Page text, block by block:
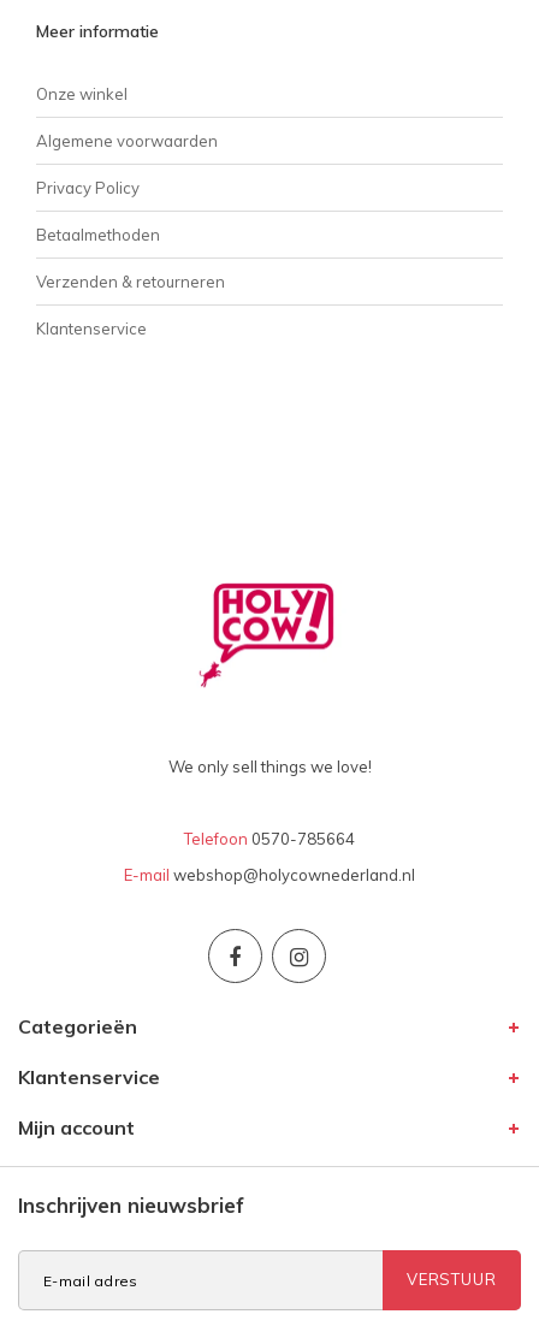
Meer informatie
Onze winkel
Algemene voorwaarden
Privacy Policy
Betaalmethoden
Verzenden & retourneren
Klantenservice
We only sell things we love!
Telefoon 0570-785664
E-mail webshop@holycownederland.nl
Categorieën
Klantenservice
Mijn account
Inschrijven nieuwsbrief
VERSTUUR